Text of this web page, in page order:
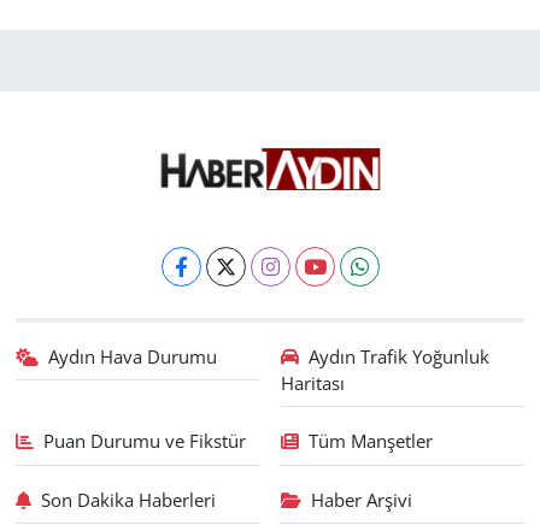
Aydın Hava Durumu
Aydın Trafik Yoğunluk
Haritası
Puan Durumu ve Fikstür Tüm Manşetler
Son Dakika Haberleri Haber Arşivi